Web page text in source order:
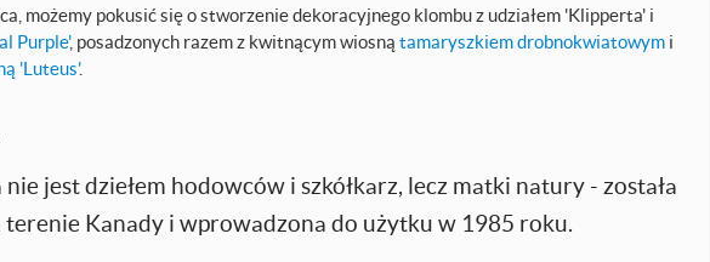
możemy pokusić się o stworzenie dekoracyjnego klombu z udziałem 'Klipperta' i
Purple', posadzonych razem z kwitnącym wiosną tamaryszkiem drobnokwiatowym i
'Luteus'.
jest dziełem hodowców i szkółkarz, lecz matki natury - została
Kanady i wprowadzona do użytku w 1985 roku.